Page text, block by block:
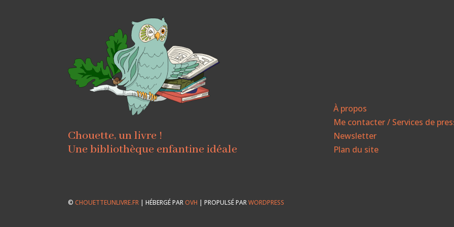
Chouette, un livre !
Une bibliothèque enfantine idéale
À propos
Me contacter / Services de
Newsletter
Plan du site
©CHOUETTEUNLIVRE.FR | HÉBERGÉ PAROVH | PROPULSÉ PARWORDPRESS